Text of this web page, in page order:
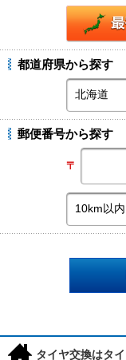
都道府県から探す
郵便番号から探す
〒
h タイヤ交換はタ